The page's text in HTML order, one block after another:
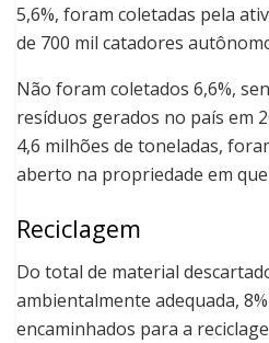
5,6%, foram coletadas pela
de 700 mil catadores
Não foram coletados 6,6%,
resíduos gerados no país em
4,6 milhões de toneladas,
aberto na propriedade em
Reciclagem
Do total de material
ambientalmente adequada,
encaminhados para a